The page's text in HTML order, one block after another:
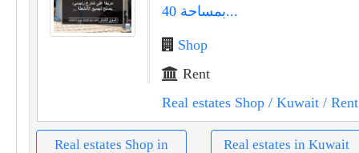
بمساحة 40...
Shop
Rent
Real estates Shop/ Kuwait/ Rent
Real estates Shop in
Real estates in Kuwait